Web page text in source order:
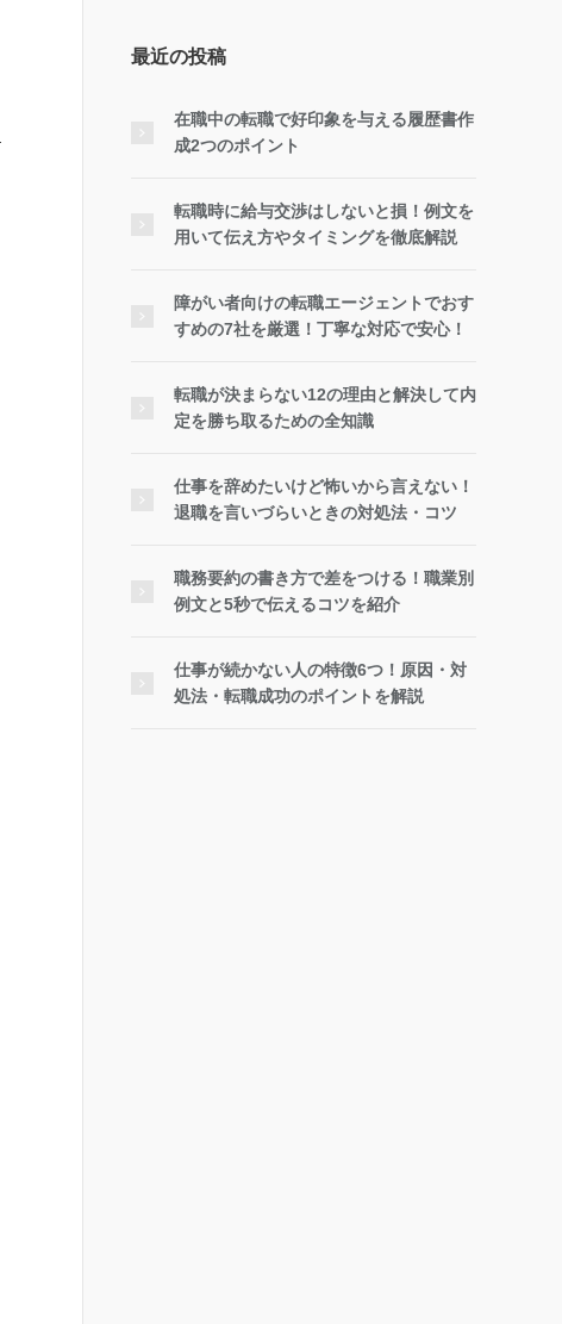
最近の投稿
在職中の転職で好印象を与える履歴書作
成2つのポイント
転職時に給与交渉はしないと損！例文を
用いて伝え方やタイミングを徹底解説
障がい者向けの転職エージェントでおす
すめの7社を厳選！丁寧な対応で安心！
転職が決まらない12の理由と解決して内
定を勝ち取るための全知識
仕事を辞めたいけど怖いから言えない！
退職を言いづらいときの対処法・コツ
職務要約の書き方で差をつける！職業別
例文と5秒で伝えるコツを紹介
仕事が続かない人の特徴6つ！原因・対
処法・転職成功のポイントを解説